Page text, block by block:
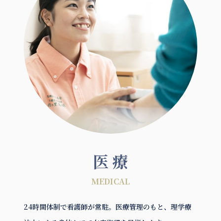
医 療
MEDICAL
24時間体制で看護師が常駐。医療管理のもと、理学療